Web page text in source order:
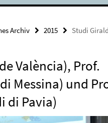
Archiv 2015 Studi
València), Prof.
Messina) und
di Pavia)